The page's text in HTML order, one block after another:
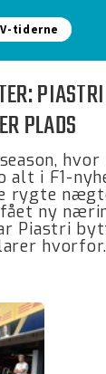
tiderne
PLADS
hvor
alt i F1-
rygte
ny
Piastri
hvorfor.